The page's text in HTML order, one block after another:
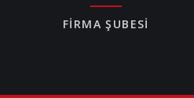
FIRMA ŞUBESI